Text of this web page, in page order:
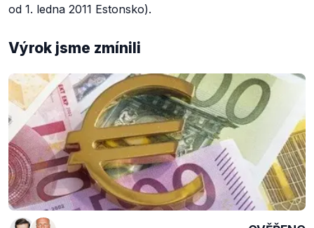
od 1. ledna 2011 Estonsko).
Výrok jsme zmínili